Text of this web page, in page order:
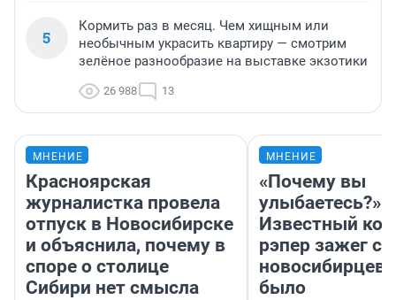
5
Кормить раз в месяц. Чем хищным или
необычным украсить квартиру — смотрим
зелёное разнообразие на выставке экзотики
26 988 13
МНЕНИЕ
Красноярская
журналистка провела
отпуск в Новосибирске
и объяснила, почему в
споре о столице
Сибири нет смысла
МНЕНИЕ
«Почему вы
улыбаетесь?»
Известный
рэпер зажег с
новосибирцев:
было